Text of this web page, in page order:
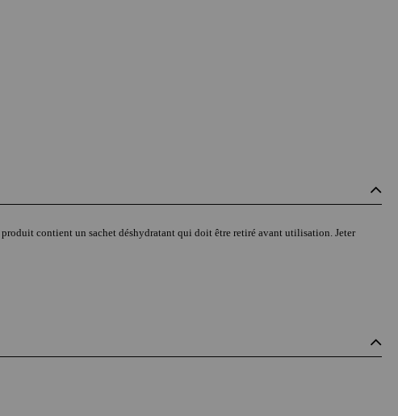
contient un sachet déshydratant qui doit être retiré avant utilisation. Jeter